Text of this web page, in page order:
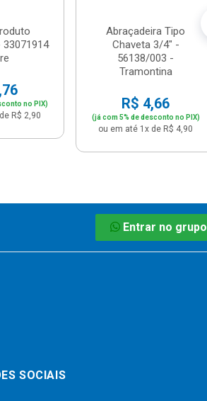
no PIX)
R$ 2,90
Abraçadeira Tipo
Chaveta 3/4" -
56138/003 -
Tramontina
R$ 4,66
(já com 5% de desconto no PIX)
ou em até 1x de R$ 4,90
Entrar no grupo
SOCIAIS